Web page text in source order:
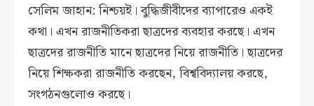
সেলিম জাহান: নিশ্চয়ই। বুদ্ধিজীবীদের ব্যাপারেও একই
কথা। এখন রাজনীতিকরা ছাত্রদের ব্যবহার করছে। এখন
ছাত্রদের রাজনীতি মানে ছাত্রদের নিয়ে রাজনীতি। ছাত্রদের
নিয়ে শিক্ষকরা রাজনীতি করছেন, বিশ্ববিদ্যালয় করছে,
সংগঠনগুলোও করছে।